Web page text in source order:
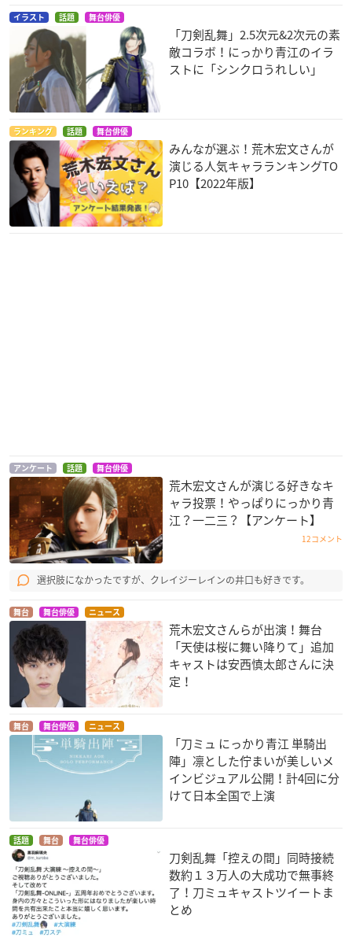
イラスト 話題 舞台俳優
「刀剣乱舞」2.5次元&2次元の素
敵コラボ！にっかり青江のイラ
ストに「シンクロうれしい」
ランキング 話題 舞台俳優
みんなが選ぶ！荒木宏文さんが
演じる人気キャラランキングTO
P10【2022年版】
アンケート 話題 舞台俳優
荒木宏文さんが演じる好きなキ
ャラ投票！やっぱりにっかり青
江？一二三？【アンケート】
12コメント
選択肢になかったですが、クレイジーレインの井口も好きです。
舞台 舞台俳優 ニュース
荒木宏文さんらが出演！舞台
「天使は桜に舞い降りて」追加
キャストは安西慎太郎さんに決
定！
舞台 舞台俳優 ニュース
「刀ミュ にっかり青江 単騎出
陣」凛とした佇まいが美しいメ
インビジュアル公開！計4回に分
けて日本全国で上演
話題 舞台 舞台俳優
刀剣乱舞「控えの間」同時接続
数約１３万人の大成功で無事終
了！刀ミュキャストツイートま
とめ